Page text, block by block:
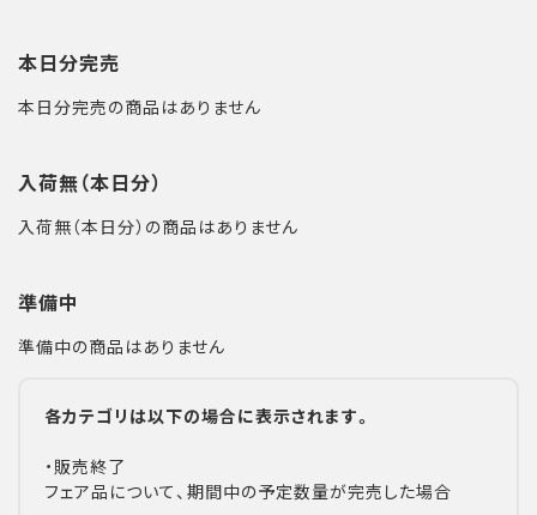
本日分完売
本日分完売の商品はありません
入荷無（本日分）
入荷無（本日分）の商品はありません
準備中
準備中の商品はありません
各カテゴリは以下の場合に表示されます。
・販売終了
フェア品について、期間中の予定数量が完売した場合